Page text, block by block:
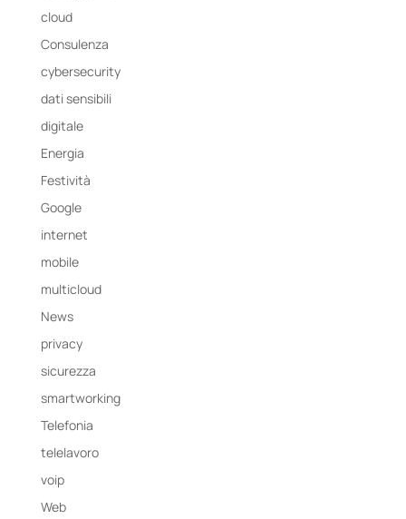
cloud
Consulenza
cybersecurity
dati sensibili
digitale
Energia
Festività
Google
internet
mobile
multicloud
News
privacy
sicurezza
smartworking
Telefonia
telelavoro
voip
Web